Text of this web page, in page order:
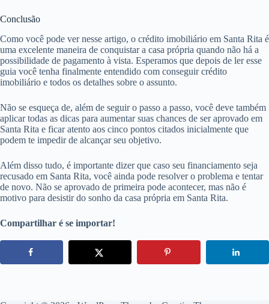
Conclusão
Como você pode ver nesse artigo, o crédito imobiliário em Santa Rita é
uma excelente maneira de conquistar a casa própria quando não há a
possibilidade de pagamento à vista. Esperamos que depois de ler esse
guia você tenha finalmente entendido com conseguir crédito
imobiliário e todos os detalhes sobre o assunto.
Não se esqueça de, além de seguir o passo a passo, você deve também
aplicar todas as dicas para aumentar suas chances de ser aprovado em
Santa Rita e ficar atento aos cinco pontos citados inicialmente que
podem te impedir de alcançar seu objetivo.
Além disso tudo, é importante dizer que caso seu financiamento seja
recusado em Santa Rita, você ainda pode resolver o problema e tentar
de novo. Não se aprovado de primeira pode acontecer, mas não é
motivo para desistir do sonho da casa própria em Santa Rita.
Compartilhar é se importar!